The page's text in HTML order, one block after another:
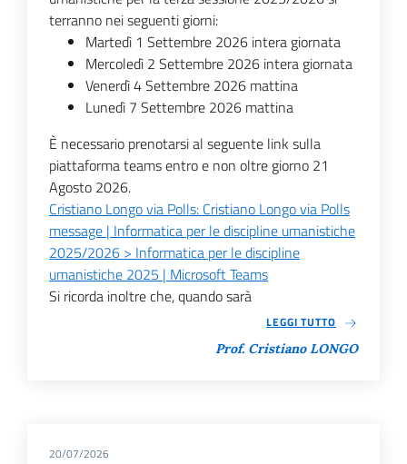
terranno nei seguenti giorni:
Martedì 1 Settembre 2026 intera giornata
Mercoledì 2 Settembre 2026 intera giornata
Venerdì 4 Settembre 2026 mattina
Lunedì 7 Settembre 2026 mattina
È necessario prenotarsi al seguente link sulla
piattaforma teams entro e non oltre giorno 21
Agosto 2026.
Cristiano Longo via Polls: Cristiano Longo via Polls
message | Informatica per le discipline umanistiche
2025/2026 > Informatica per le discipline
umanistiche 2025 | Microsoft Teams
Si ricorda inoltre che, quando sarà
LEGGI TUTTO
Prof. Cristiano LONGO
20/07/2026